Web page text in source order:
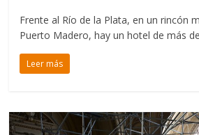
Frente al Río de la Plata, en un rincón
Puerto Madero, hay un hotel de más de
Leer más